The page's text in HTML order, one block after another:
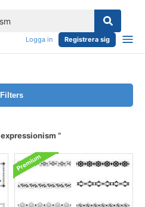
Logga in Registrera sig
Filters
expressionism